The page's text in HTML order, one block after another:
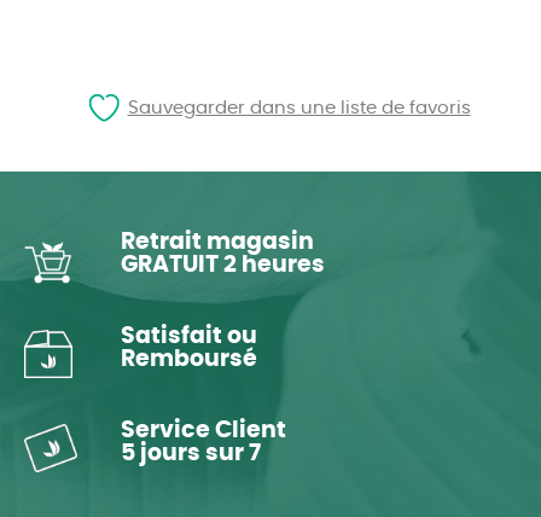
Sauvegarder dans une liste de favoris
Retrait magasin
GRATUIT 2 heures
Satisfait ou
Remboursé
Service Client
5 jours sur 7